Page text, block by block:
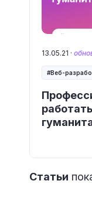
13.05.21 ·
Веб-
Статьи